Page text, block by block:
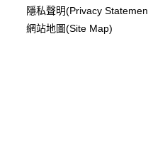
隱私聲明(Privacy
網站地圖(Site Map)